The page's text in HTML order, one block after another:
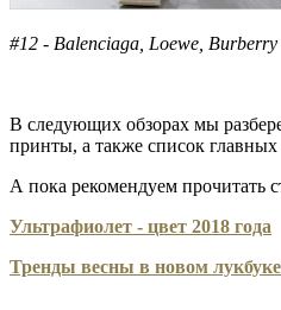
#12 - Balenciaga, Loewe, Burberry
В следующих обзорах мы
принты, а также список
А пока рекомендуем прочитать
Ультрафиолет - цвет 2018 года
Тренды весны в новом